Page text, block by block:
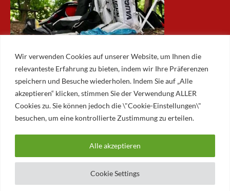
Wir verwenden Cookies auf unserer Website, um Ihnen die
relevanteste Erfahrung zu bieten, indem wir Ihre Präferenzen
speichern und Besuche wiederholen. Indem Sie auf „Alle
akzeptieren“ klicken, stimmen Sie der Verwendung ALLER
Cookies zu. Sie können jedoch die \"Cookie-Einstellungen\"
besuchen, um eine kontrollierte Zustimmung zu erteilen.
Cookie Settings
Alle akzeptieren
ARCHIV
Archiv
© 2026 AUGSBURGER EISLAUFVEREIN E.V.
AUGSBURGER EV